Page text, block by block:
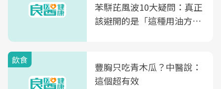
苯駢芘風波10大疑問：真正
該避開的是「這種用油方
飲食
豐胸只吃青木瓜？中醫說：
這個超有效